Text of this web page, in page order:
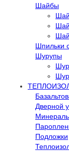
Шайбы
Шпильки
Шурупы
Дверной
Подложки